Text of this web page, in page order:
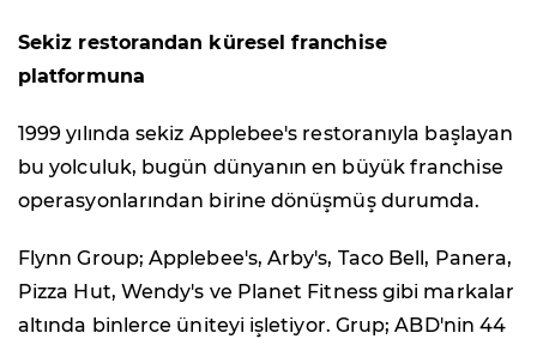
Sekiz restorandan küresel franchise
platformuna
1999 yılında sekiz Applebee's restoranıyla başlayan
bu yolculuk, bugün dünyanın en büyük franchise
operasyonlarından birine dönüşmüş durumda.
Flynn Group; Applebee's, Arby's, Taco Bell, Panera,
Pizza Hut, Wendy's ve Planet Fitness gibi markalar
altında binlerce üniteyi işletiyor. Grup; ABD'nin 44